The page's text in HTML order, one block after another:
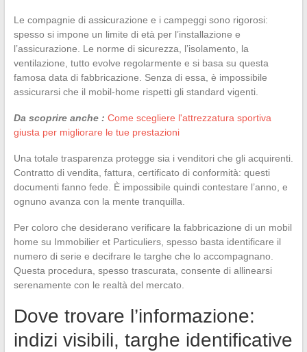
Le compagnie di assicurazione e i campeggi sono rigorosi:
spesso si impone un limite di età per l’installazione e
l’assicurazione. Le norme di sicurezza, l’isolamento, la
ventilazione, tutto evolve regolarmente e si basa su questa
famosa data di fabbricazione. Senza di essa, è impossibile
assicurarsi che il mobil-home rispetti gli standard vigenti.
Da scoprire anche : Come scegliere l'attrezzatura sportiva
giusta per migliorare le tue prestazioni
Una totale trasparenza protegge sia i venditori che gli acquirenti.
Contratto di vendita, fattura, certificato di conformità: questi
documenti fanno fede. È impossibile quindi contestare l’anno, e
ognuno avanza con la mente tranquilla.
Per coloro che desiderano verificare la fabbricazione di un mobil
home su Immobilier et Particuliers, spesso basta identificare il
numero di serie e decifrare le targhe che lo accompagnano.
Questa procedura, spesso trascurata, consente di allinearsi
serenamente con le realtà del mercato.
Dove trovare l’informazione:
indizi visibili, targhe identificative